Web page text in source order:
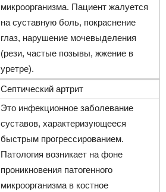
микроорганизма. Пациент жалуется
на суставную боль, покраснение
глаз, нарушение мочевыделения
(рези, частые позывы, жжение в
уретре).
Септический артрит
Это инфекционное заболевание
суставов, характеризующееся
быстрым прогрессированием.
Патология возникает на фоне
проникновения патогенного
микроорганизма в костное